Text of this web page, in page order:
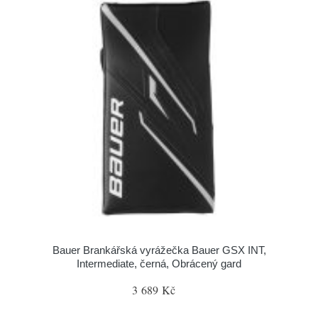
Bauer Brankářská vyrážečka Bauer GSX INT,
Intermediate, černá, Obrácený gard
3 689 Kč